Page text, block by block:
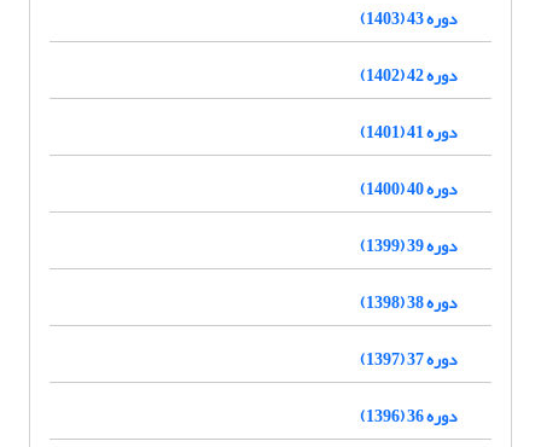
دوره 43 (1403)
دوره 42 (1402)
دوره 41 (1401)
دوره 40 (1400)
دوره 39 (1399)
دوره 38 (1398)
دوره 37 (1397)
دوره 36 (1396)